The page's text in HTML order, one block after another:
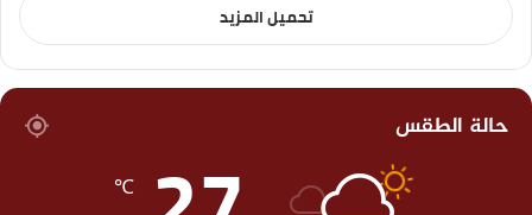
تحميل المزيد
حالة الطقس
℃